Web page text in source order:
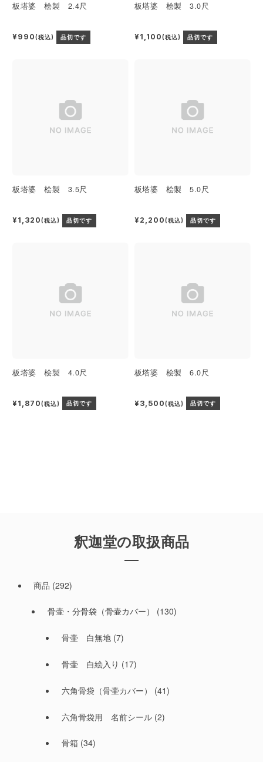
板塔婆 桧製 2.4尺
¥990(税込) 品切です
板塔婆 桧製 3.0尺
¥1,100(税込) 品切です
板塔婆 桧製 3.5尺
¥1,320(税込) 品切です
板塔婆 桧製 5.0尺
¥2,200(税込) 品切です
板塔婆 桧製 4.0尺
¥1,870(税込) 品切です
板塔婆 桧製 6.0尺
¥3,500(税込) 品切です
釈迦堂の取扱商品
商品 (292)
骨壷・分骨袋（骨壷カバー） (130)
骨壷 白無地(7)
骨壷 白絵入り (17)
六角骨袋（骨壷カバー） (41)
六角骨袋用 名前シール(2)
骨箱(34)